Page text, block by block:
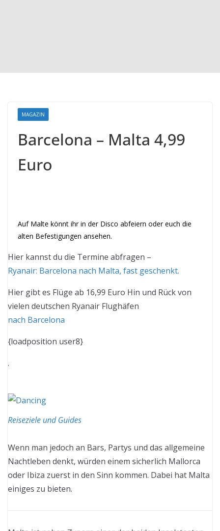
MAGAZIN
Barcelona – Malta 4,99
Euro
Auf Malte könnt ihr in der Disco abfeiern oder euch die
alten Befestigungen ansehen.
Hier kannst du die Termine abfragen –
Ryanair: Barcelona nach Malta, fast geschenkt.
Hier gibt es Flüge ab 16,99 Euro Hin und Rück von
vielen deutschen Ryanair Flughäfen
nach Barcelona
{loadposition user8}
.
Reiseziele und Guides
Wenn man jedoch an Bars, Partys und das allgemeine
Nachtleben denkt, würden einem sicherlich Mallorca
oder Ibiza zuerst in den Sinn kommen. Dabei hat Malta
einiges zu bieten.